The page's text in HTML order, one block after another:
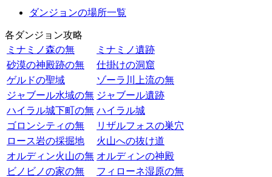
ダンジョンの場所一覧
各ダンジョン攻略
ミナミノ森の無
ミナミノ遺跡
砂漠の神殿跡の無
仕掛けの洞窟
ゲルドの聖域
ゾーラ川上流の無
ジャブール水域の無 ジャブール遺跡
ハイラル城下町の無 ハイラル城
ゴロンシティの無
リザルフォスの巣穴
ロース岩の採掘地
火山への抜け道
オルディン火山の無 オルディンの神殿
ビノビノの家の無
フィローネ湿原の無